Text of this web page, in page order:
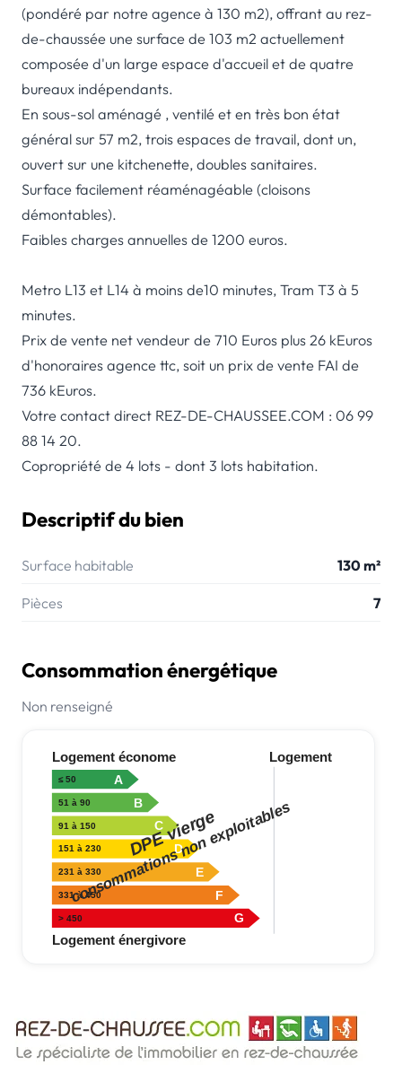
(pondéré par notre agence à 130 m2), offrant au rez-
de-chaussée une surface de 103 m2 actuellement
composée d'un large espace d'accueil et de quatre
bureaux indépendants.
En sous-sol aménagé , ventilé et en très bon état
général sur 57 m2, trois espaces de travail, dont un,
ouvert sur une kitchenette, doubles sanitaires.
Surface facilement réaménagéable (cloisons
démontables).
Faibles charges annuelles de 1200 euros.
Metro L13 et L14 à moins de10 minutes, Tram T3 à 5
minutes.
Prix de vente net vendeur de 710 Euros plus 26 kEuros
d'honoraires agence ttc, soit un prix de vente FAI de
736 kEuros.
Votre contact direct REZ-DE-CHAUSSEE.COM : 06 99
88 14 20.
Copropriété de 4 lots - dont 3 lots habitation.
Descriptif du bien
Surface habitable 130 m²
Pièces 7
Consommation énergétique
Non renseigné